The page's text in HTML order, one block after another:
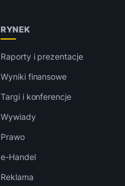
RYNEK
Raporty i prezentacje
Wyniki finansowe
Targi i konferencje
Wywiady
Prawo
e-Handel
Reklama